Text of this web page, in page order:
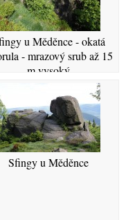
u Měděnce - okatá
- mrazový srub až 15
m vysoký
Sfingy u Měděnce